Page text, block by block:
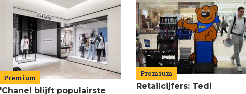
Premium
'Chanel blijft populairste
Premium
Retailcijfers: Tedi